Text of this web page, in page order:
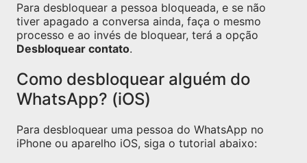
Para desbloquear a pessoa bloqueada, e se não
tiver apagado a conversa ainda, faça o mesmo
processo e ao invés de bloquear, terá a opção
Desbloquear contato.
Como desbloquear alguém do
WhatsApp? (iOS)
Para desbloquear uma pessoa do WhatsApp no
iPhone ou aparelho iOS, siga o tutorial abaixo: